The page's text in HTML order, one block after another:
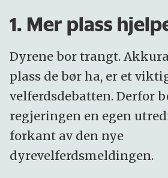
1. Mer plass
Dyrene bor trangt.
plass de bør ha, er et
velferdsdebatten. Derfor
regjeringen en egen
forkant av den nye
dyrevelferdsmeldingen.